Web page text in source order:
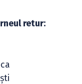
retur: